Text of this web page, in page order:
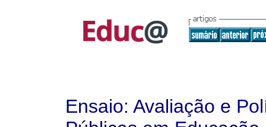
Ensaio: Avaliação e